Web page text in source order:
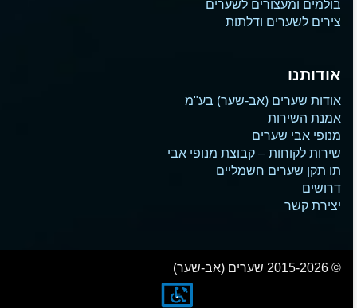
בולמים ומעצורים לשערים
צירים לשערים ודלתות
אודותנו
אודות שערים (אב-שער) בע"מ
אמנת השירות
מנופי אבי שערים
שירות לקוחות – קבוצת מנופי אבי
תו תקן שערים חשמליים
דרושים
יצירת קשר
© 2015-2026 שערים (אב-שער)